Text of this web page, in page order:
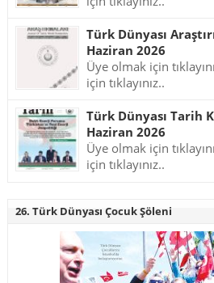
Türk Dünyası
Haziran 2026
Üye olmak için
için tıklayınız..
Türk Dünyası Tarih
Haziran 2026
Üye olmak için
için tıklayınız..
26. Türk Dünyası Çocuk Şöleni